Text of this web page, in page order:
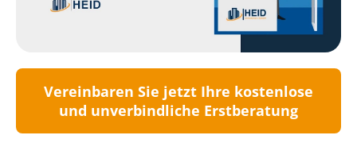
Vereinbaren Sie jetzt Ihre kostenlose
und unverbindliche Erstberatung